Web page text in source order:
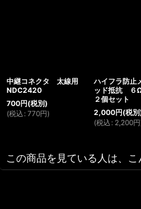
中継コネクタ 太線用
NDC2420
700円(税別)
(税込 : 770円)
ハイフラ防止
ッド抵抗 ６
２個セット
2,000円(税
(税込 : 2,200円
この商品を見ている人は、